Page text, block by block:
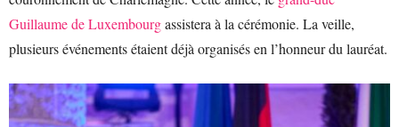
Guillaume de Luxembourgassistera à la cérémonie. La veille,
plusieurs événements étaient déjà organisés en l’honneur du lauréat.